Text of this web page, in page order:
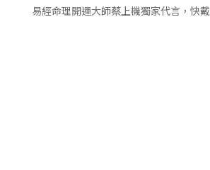
易經命理開運大師蔡上機獨家代言，快